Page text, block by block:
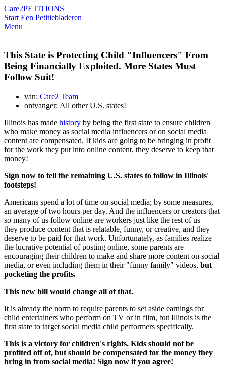
Care2PETITIONS
Start Een Petitiebladeren
Menu
This State is Protecting Child "Influencers" From
Being Financially Exploited. More States Must
Follow Suit!
van: Care2 Team
ontvanger: All other U.S. states!
Illinois has made history by being the first state to ensure children
who make money as social media influencers or on social media
content are compensated. If kids are going to be bringing in profit
for the work they put into online content, they deserve to keep that
money!
Sign now to tell the remaining U.S. states to follow in Illinois'
footsteps!
Americans spend a lot of time on social media; by some measures,
an average of two hours per day. And the influencers or creators that
so many of us follow online are workers just like the rest of us –
they produce content that is relatable, funny, or creative, and they
deserve to be paid for that work. Unfortunately, as families realize
the lucrative potential of posting online, some parents are
encouraging their children to make and share more content on social
media, or even including them in their "funny family" videos, but
pocketing the profits.
This new bill would change all of that.
It is already the norm to require parents to set aside earnings for
child entertainers who perform on TV or in film, but Illinois is the
first state to target social media child performers specifically.
This is a victory for children's rights. Kids should not be
profited off of, but should be compensated for the money they
bring in from social media! Sign now if you agree!